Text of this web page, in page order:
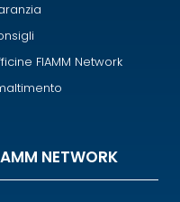
FIAMM Network
NETWORK